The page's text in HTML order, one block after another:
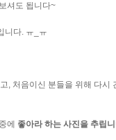
셔도 됩니다~
니다. ㅠ_ㅠ
, 처음이신 분들을 위해 다시
에 좋아라 하는 사진을 추립